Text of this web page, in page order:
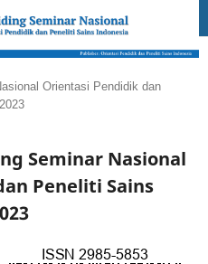
Orientasi Pendidik dan
Seminar Nasional
Peneliti Sains